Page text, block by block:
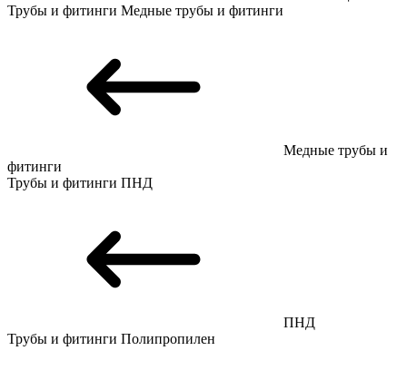
Трубы и фитинги Медные трубы и фитинги
Медные трубы и
фитинги
Трубы и фитинги ПНД
ПНД
Трубы и фитинги Полипропилен